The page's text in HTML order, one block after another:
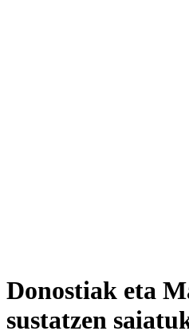
Donostiak eta
sustatzen